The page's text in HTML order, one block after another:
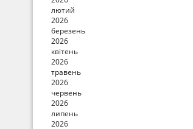
лютий
2026
березень
2026
квітень
2026
травень
2026
червень
2026
липень
2026